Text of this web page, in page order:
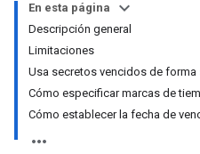
En esta página
Descripción general
Limitaciones
Usa secretos vencidos de forma
Cómo especificar marcas de
Cómo establecer la fecha de